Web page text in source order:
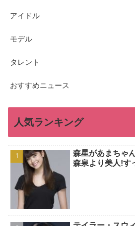
アイドル
モデル
タレント
おすすめニュース
人気ランキング
森星があまちゃ
森泉より美人!す